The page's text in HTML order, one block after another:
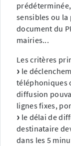
sensibles ou
document du
mairies...
Les critères
le
téléphoniques
diffusion
lignes fixes,
le délai de
destinataire
dans les 5